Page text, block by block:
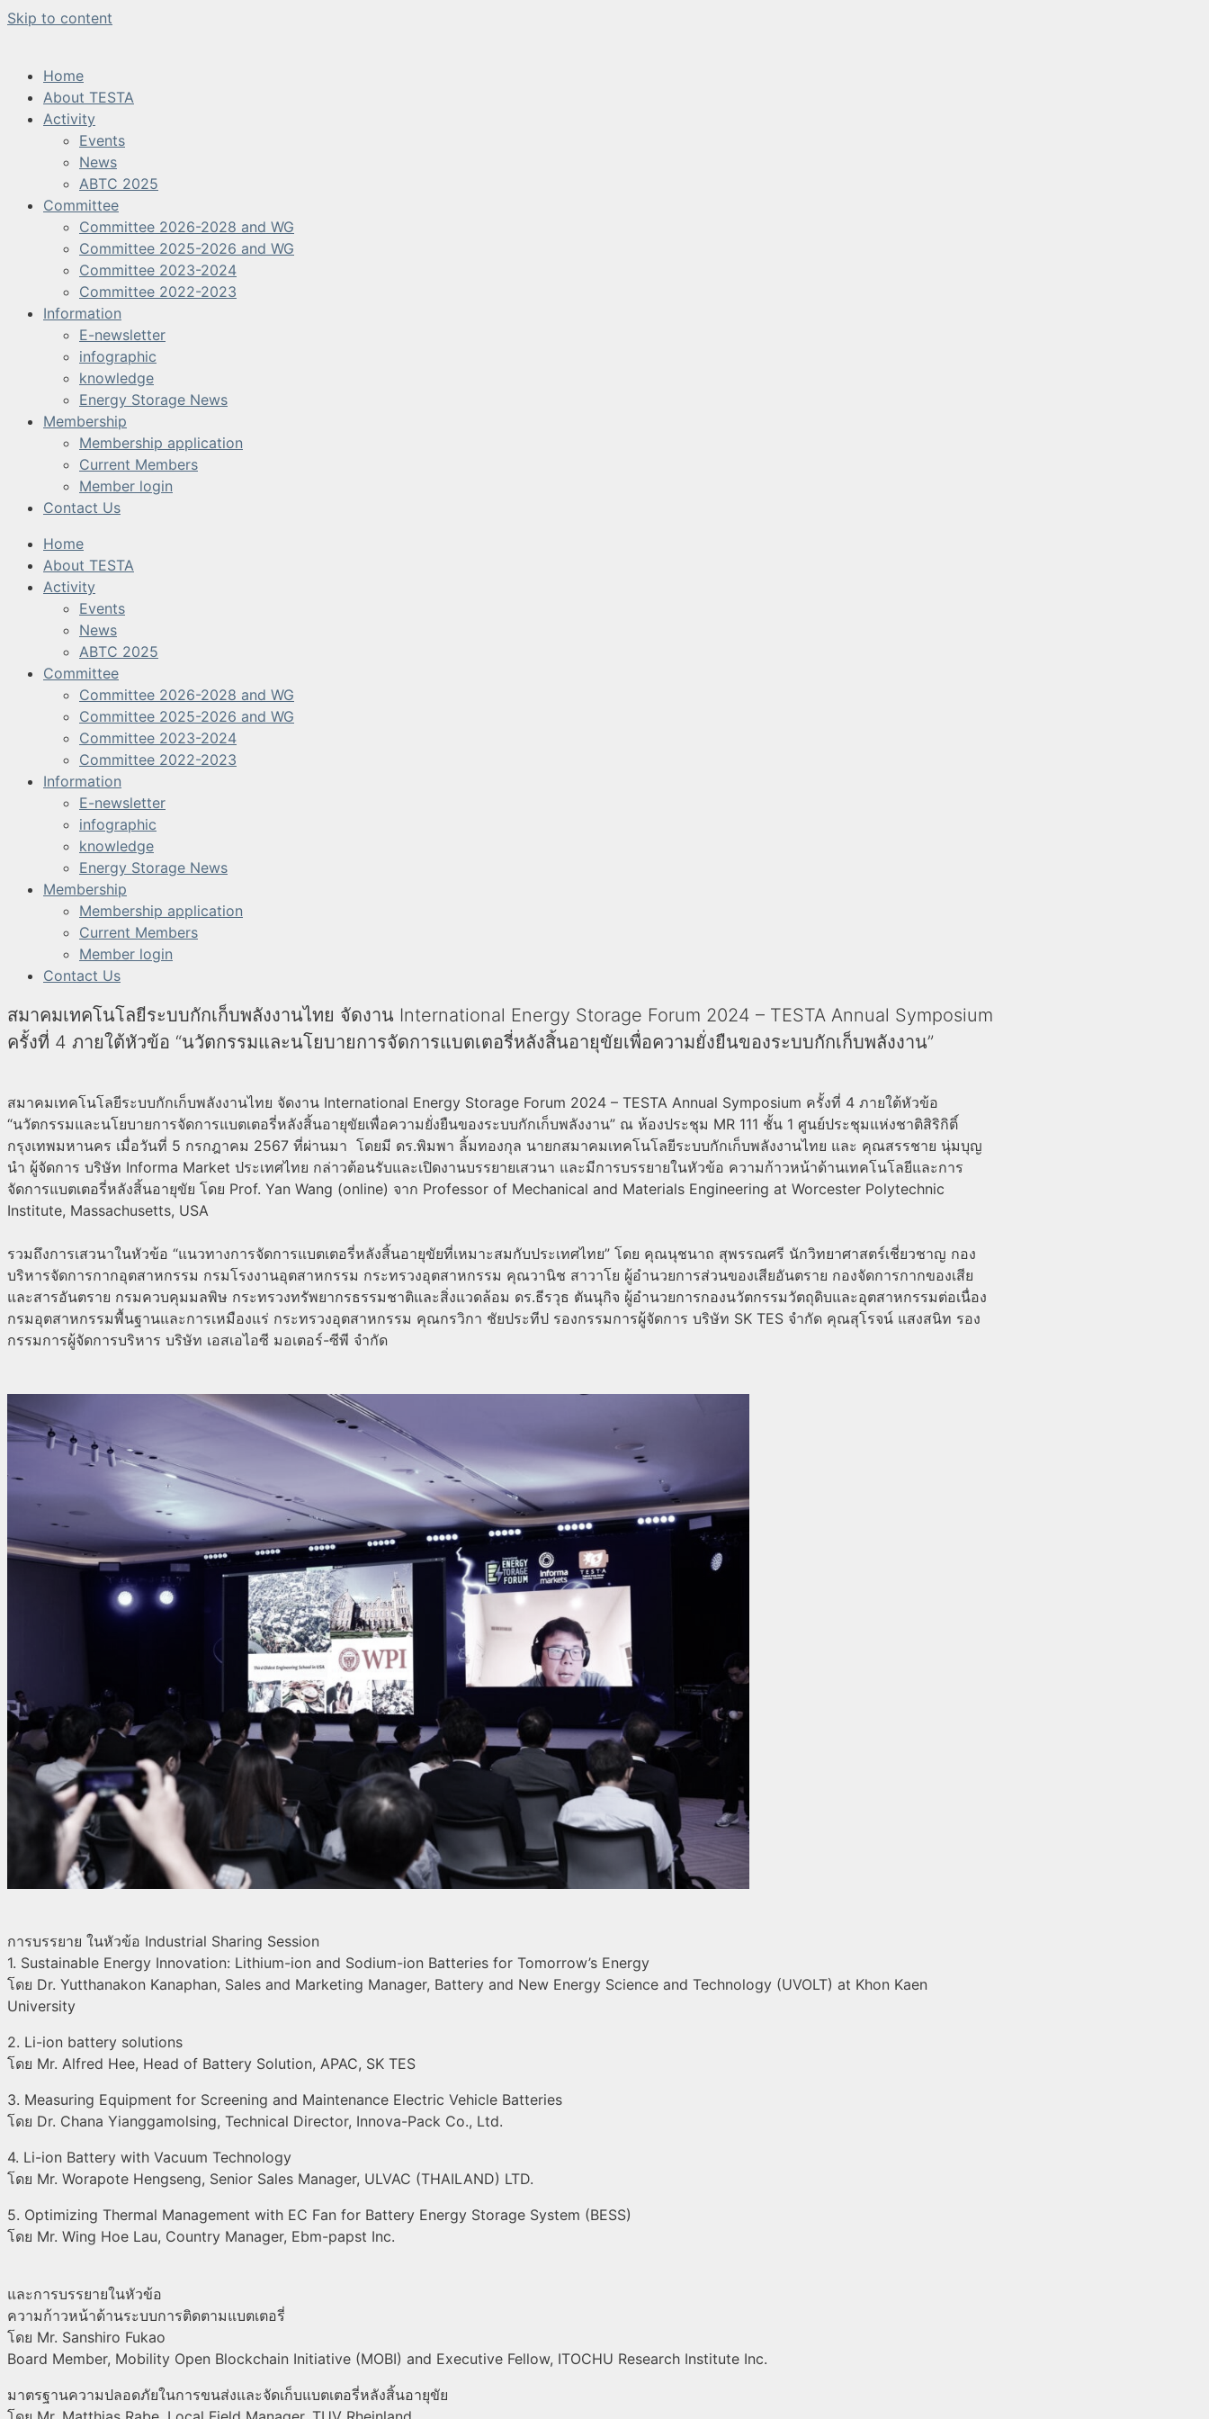
Skip to content
Home
About TESTA
Activity
Events
News
ABTC 2025
Committee
Committee 2026-2028 and WG
Committee 2025-2026 and WG
Committee 2023-2024
Committee 2022-2023
Information
E-newsletter
infographic
knowledge
Energy Storage News
Membership
Membership application
Current Members
Member login
Contact Us
Home
About TESTA
Activity
Events
News
ABTC 2025
Committee
Committee 2026-2028 and WG
Committee 2025-2026 and WG
Committee 2023-2024
Committee 2022-2023
Information
E-newsletter
infographic
knowledge
Energy Storage News
Membership
Membership application
Current Members
Member login
Contact Us
สมาคมเทคโนโลยีระบบกักเก็บพลังงานไทย จัดงาน International Energy Storage Forum 2024 – TESTA Annual Symposium
ครั้งที่ 4 ภายใต้หัวข้อ “นวัตกรรมและนโยบายการจัดการแบตเตอรี่หลังสิ้นอายุขัยเพื่อความยั่งยืนของระบบกักเก็บพลังงาน”
สมาคมเทคโนโลยีระบบกักเก็บพลังงานไทย จัดงาน International Energy Storage Forum 2024 – TESTA Annual Symposium ครั้งที่ 4 ภายใต้หัวข้อ
“นวัตกรรมและนโยบายการจัดการแบตเตอรี่หลังสิ้นอายุขัยเพื่อความยั่งยืนของระบบกักเก็บพลังงาน” ณ ห้องประชุม MR 111 ชั้น 1 ศูนย์ประชุมแห่งชาติสิริกิติ์
กรุงเทพมหานคร เมื่อวันที่ 5 กรกฎาคม 2567 ที่ผ่านมา โดยมี ดร.พิมพา ลิ้มทองกุล นายกสมาคมเทคโนโลยีระบบกักเก็บพลังงานไทย และ คุณสรรชาย นุ่มบุญ
นำ ผู้จัดการ บริษัท Informa Market ประเทศไทย กล่าวต้อนรับและเปิดงานบรรยายเสวนา และมีการบรรยายในหัวข้อ ความก้าวหน้าด้านเทคโนโลยีและการ
จัดการแบตเตอรี่หลังสิ้นอายุขัย โดย Prof. Yan Wang (online) จาก Professor of Mechanical and Materials Engineering at Worcester Polytechnic
Institute, Massachusetts, USA
รวมถึงการเสวนาในหัวข้อ “แนวทางการจัดการแบตเตอรี่หลังสิ้นอายุขัยที่เหมาะสมกับประเทศไทย” โดย คุณนุชนาถ สุพรรณศรี นักวิทยาศาสตร์เชี่ยวชาญ กอง
บริหารจัดการกากอุตสาหกรรม กรมโรงงานอุตสาหกรรม กระทรวงอุตสาหกรรม คุณวานิช สาวาโย ผู้อำนวยการส่วนของเสียอันตราย กองจัดการกากของเสีย
และสารอันตราย กรมควบคุมมลพิษ กระทรวงทรัพยากรธรรมชาติและสิ่งแวดล้อม ดร.ธีรวุธ ตันนุกิจ ผู้อำนวยการกองนวัตกรรมวัตถุดิบและอุตสาหกรรมต่อเนื่อง
กรมอุตสาหกรรมพื้นฐานและการเหมืองแร่ กระทรวงอุตสาหกรรม คุณกรวิกา ชัยประทีป รองกรรมการผู้จัดการ บริษัท SK TES จำกัด คุณสุโรจน์ แสงสนิท รอง
กรรมการผู้จัดการบริหาร บริษัท เอสเอไอซี มอเตอร์-ซีพี จำกัด
การบรรยาย ในหัวข้อ Industrial Sharing Session
1. Sustainable Energy Innovation: Lithium-ion and Sodium-ion Batteries for Tomorrow’s Energy
โดย Dr. Yutthanakon Kanaphan, Sales and Marketing Manager, Battery and New Energy Science and Technology (UVOLT) at Khon Kaen
University
2. Li-ion battery solutions
โดย Mr. Alfred Hee, Head of Battery Solution, APAC, SK TES
3. Measuring Equipment for Screening and Maintenance Electric Vehicle Batteries
โดย Dr. Chana Yianggamolsing, Technical Director, Innova-Pack Co., Ltd.
4. Li-ion Battery with Vacuum Technology
โดย Mr. Worapote Hengseng, Senior Sales Manager, ULVAC (THAILAND) LTD.
5. Optimizing Thermal Management with EC Fan for Battery Energy Storage System (BESS)
โดย Mr. Wing Hoe Lau, Country Manager, Ebm-papst Inc.
และการบรรยายในหัวข้อ
ความก้าวหน้าด้านระบบการติดตามแบตเตอรี่
โดย Mr. Sanshiro Fukao
Board Member, Mobility Open Blockchain Initiative (MOBI) and Executive Fellow, ITOCHU Research Institute Inc.
มาตรฐานความปลอดภัยในการขนส่งและจัดเก็บแบตเตอรี่หลังสิ้นอายุขัย